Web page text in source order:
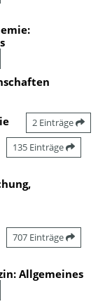
2 Einträge
135 Einträge
707 Einträge
Allgemeines